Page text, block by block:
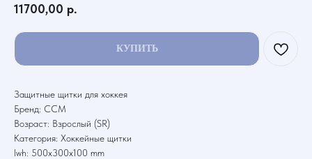
11700,00 р.
КУПИТЬ
Защитные щитки для хоккея
Бренд: CCM
Возраст: Взрослый (SR)
Категория: Хоккейные щитки
lwh: 500x300x100 mm